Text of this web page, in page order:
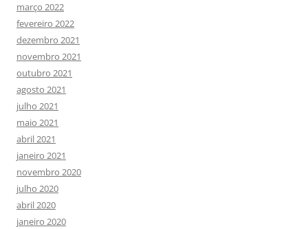
março 2022
fevereiro 2022
dezembro 2021
novembro 2021
outubro 2021
agosto 2021
julho 2021
maio 2021
abril 2021
janeiro 2021
novembro 2020
julho 2020
abril 2020
janeiro 2020